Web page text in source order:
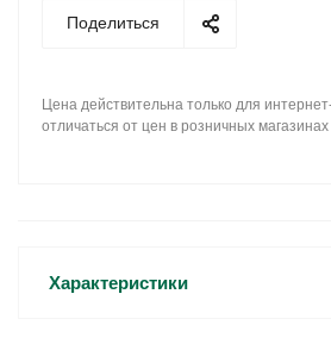
Поделиться
Цена действительна только для
отличаться от цен в розничных магазинах
Характеристики